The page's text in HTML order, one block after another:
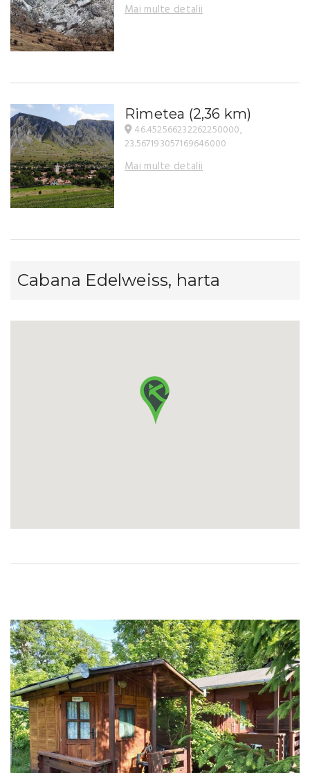
Mai multe detalii
Rimetea (2,36 km)
46.452566232262250000,
23.567193057169646000
Mai multe detalii
Cabana Edelweiss, harta